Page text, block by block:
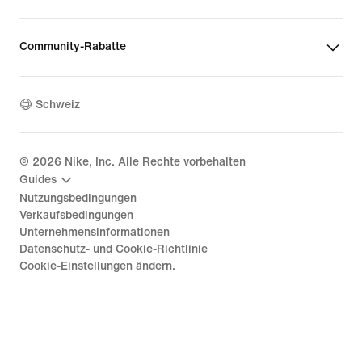
Community-Rabatte
Schweiz
© 2026 Nike, Inc. Alle Rechte vorbehalten
Guides
Nutzungsbedingungen
Verkaufsbedingungen
Unternehmensinformationen
Datenschutz- und Cookie-Richtlinie
Cookie-Einstellungen ändern.